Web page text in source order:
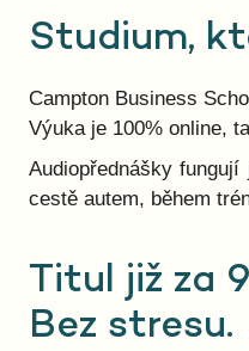
Studium,
Campton Business
Výuka je 100% online,
Audiopřednášky
cestě autem, během
Titul již za
Bez stresu.